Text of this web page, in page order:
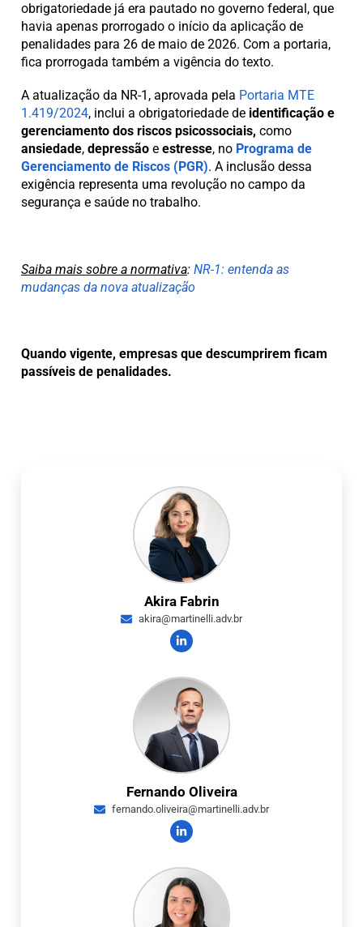
obrigatoriedade já era pautado no governo federal, que
havia apenas prorrogado o início da aplicação de
penalidades para 26 de maio de 2026. Com a portaria,
fica prorrogada também a vigência do texto.
A atualização da NR-1, aprovada pela Portaria MTE
1.419/2024, inclui a obrigatoriedade de identificação e
gerenciamento dos riscos psicossociais, como
ansiedade, depressão e estresse, no Programa de
Gerenciamento de Riscos (PGR). A inclusão dessa
exigência representa uma revolução no campo da
segurança e saúde no trabalho.
Saiba mais sobre a normativa: NR-1: entenda as
mudanças da nova atualização
Quando vigente, empresas que descumprirem ficam
passíveis de penalidades.
Akira Fabrin
akira@martinelli.adv.br
Fernando Oliveira
fernando.oliveira@martinelli.adv.br